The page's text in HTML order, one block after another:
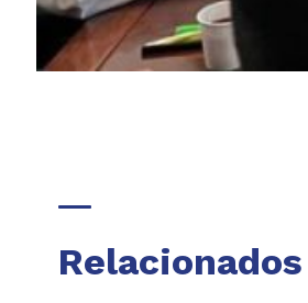
Relacionados